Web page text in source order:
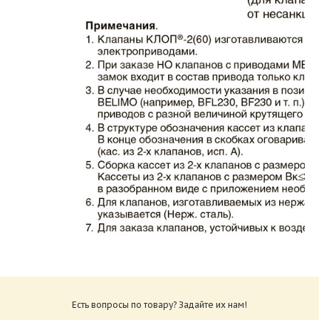
ВИНГС-М КЛОП-2.pdf
Есть вопросы по товару? Задайте их нам!